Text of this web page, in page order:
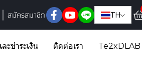
สมัครสมาชิก TH
ะชำระเงิน ติดต่อเรา Te2xDLAB